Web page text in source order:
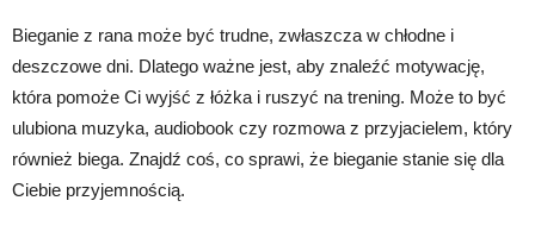
Bieganie z rana może być trudne, zwłaszcza w chłodne i
deszczowe dni. Dlatego ważne jest, aby znaleźć motywację,
która pomoże Ci wyjść z łóżka i ruszyć na trening. Może to być
ulubiona muzyka, audiobook czy rozmowa z przyjacielem, który
również biega. Znajdź coś, co sprawi, że bieganie stanie się dla
Ciebie przyjemnością.